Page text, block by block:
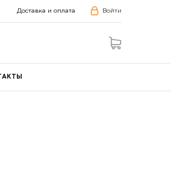
Доставка и оплата Войти